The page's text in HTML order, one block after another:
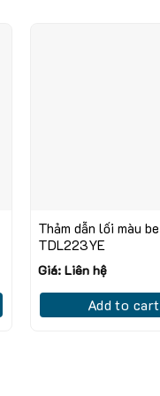
Thảm dẫn lối màu be
TDL223YE
Giá: Liên hệ
Add to cart